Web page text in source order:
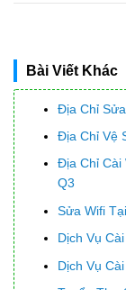
Bài Viết Khác
Địa Chỉ
Địa Chỉ Vệ
Địa Chỉ Cài
Q3
Sửa Wifi
Dịch Vụ
Dịch Vụ